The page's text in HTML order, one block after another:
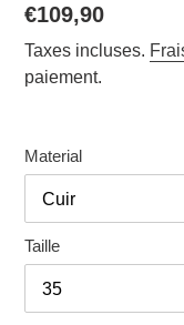
Prix
normal
€109,90
Taxes incluses.
paiement.
Material
Taille